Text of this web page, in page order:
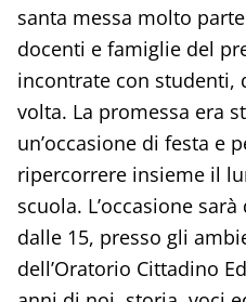
santa messa molto
docenti e famiglie del
incontrate con studenti,
volta. La promessa era
un’occasione di festa e
ripercorrere insieme il
scuola. L’occasione
dalle 15, presso gli
dell’Oratorio Cittadino